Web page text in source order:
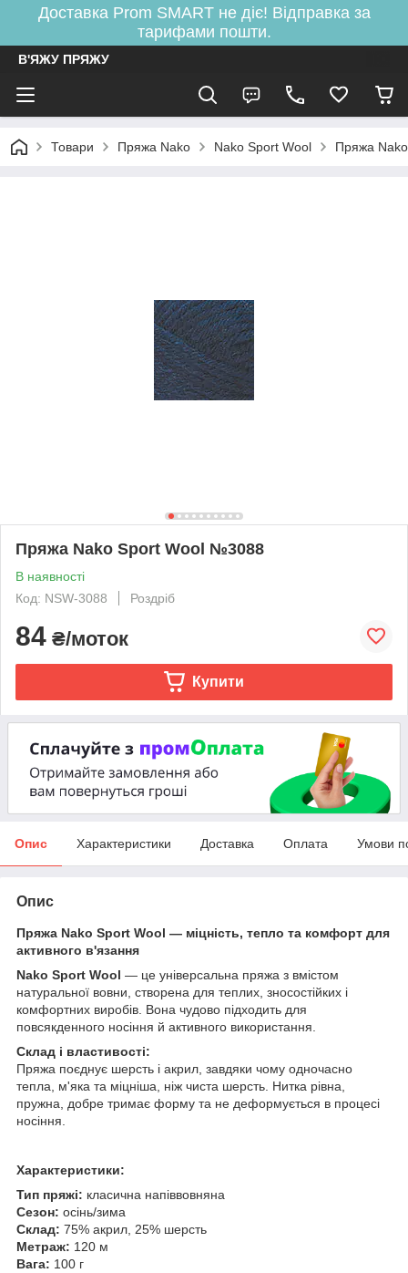
Доставка Prom SMART не діє! Відправка за
тарифами пошти.
В'ЯЖУ ПРЯЖУ
Товари Пряжа Nako Nako Sport Wool Пряжа
Пряжа Nako Sport Wool №3088
В наявності
Код: NSW-3088
Роздріб
84 ₴/моток
Купити
Опис Характеристики Доставка Оплата Умови
Опис
Пряжа Nako Sport Wool — міцність, тепло та комфорт для
активного в'язання
Nako Sport Wool — це універсальна пряжа з вмістом
натуральної вовни, створена для теплих, зносостійких і
комфортних виробів. Вона чудово підходить для
повсякденного носіння й активного використання.
Склад і властивості:
Пряжа поєднує шерсть і акрил, завдяки чому одночасно
тепла, м'яка та міцніша, ніж чиста шерсть. Нитка рівна,
пружна, добре тримає форму та не деформується в процесі
носіння.
Характеристики:
Тип пряжі: класична напіввовняна
Сезон: осінь/зима
Склад: 75% акрил, 25% шерсть
Метраж: 120 м
Вага: 100 г